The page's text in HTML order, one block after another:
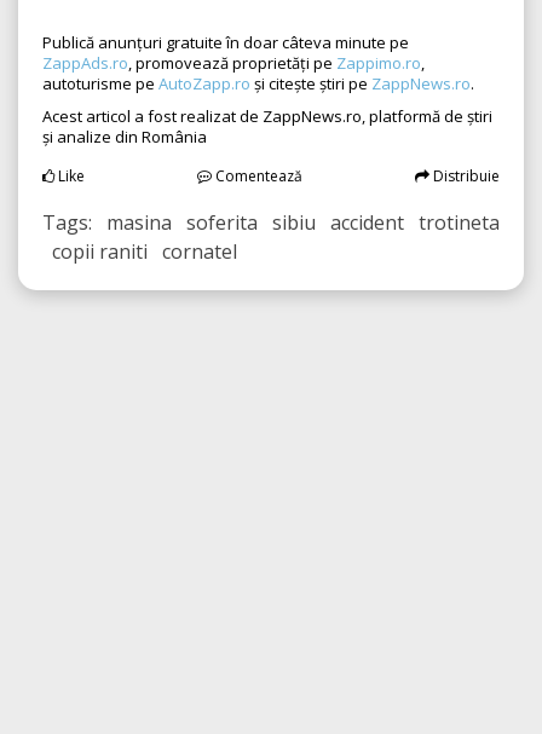
Publică anunțuri gratuite în doar câteva minute pe
ZappAds.ro, promovează proprietăți pe Zappimo.ro,
autoturisme pe AutoZapp.ro și citește știri pe ZappNews.ro.
Acest articol a fost realizat de ZappNews.ro, platformă de știri
și analize din România
Like Comentează Distribuie
Tags: masina soferita sibiu accident trotineta
copii raniti cornatel